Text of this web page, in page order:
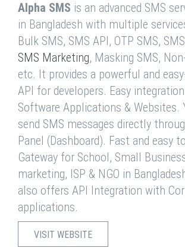
Alpha SMS is an advanced SMS
in Bangladesh with multiple
Bulk SMS, SMS API, OTP SMS,
SMS Marketing, Masking SMS,
etc. It provides a powerful and
API for developers. Easy
Software Applications & Websites.
send SMS messages directly
Panel (Dashboard). Fast and easy
Gateway for School, Small
marketing, ISP & NGO in
also offers API Integration with
applications.
VISIT WEBSITE